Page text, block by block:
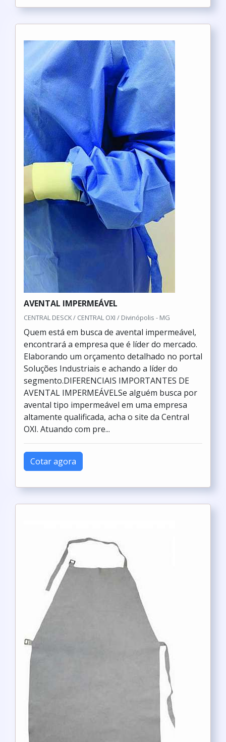
AVENTAL IMPERMEÁVEL
CENTRAL DESCK / CENTRAL OXI / Divinópolis - MG
Quem está em busca de avental impermeável,
encontrará a empresa que é líder do mercado.
Elaborando um orçamento detalhado no portal
Soluções Industriais e achando a líder do
segmento.DIFERENCIAIS IMPORTANTES DE
AVENTAL IMPERMEÁVELSe alguém busca por
avental tipo impermeável em uma empresa
altamente qualificada, acha o site da Central
OXI. Atuando com pre...
Cotar agora